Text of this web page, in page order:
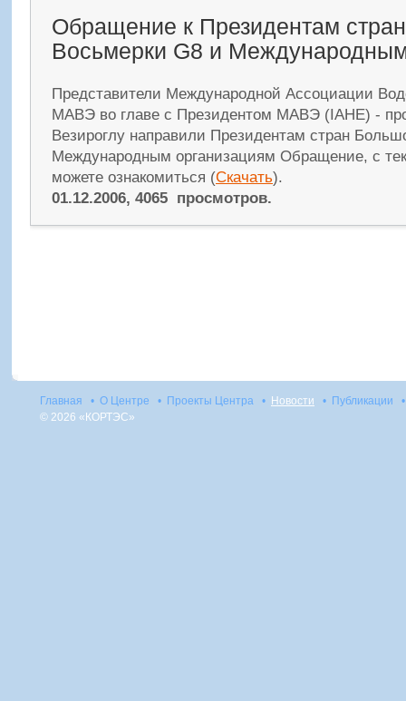
Обращение к Президентам
Восьмерки G8 и
Представители Международной Ассоциации
МАВЭ во главе с Президентом МАВЭ (IAHE) -
Везироглу направили Президентам стран
Международным организациям Обращение, с
можете ознакомиться (Скачать).
01.12.2006, 4065 просмотров.
Главная • О Центре • Проекты Центра • Новости • Публикации
•
© 2026 «КОРТЭС»